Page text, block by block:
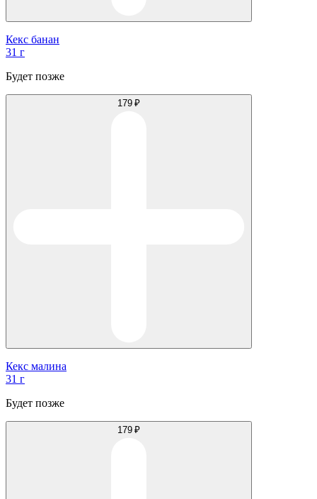
Кекс банан
31 г
Будет позже
179 ₽
Кекс малина
31 г
Будет позже
179 ₽